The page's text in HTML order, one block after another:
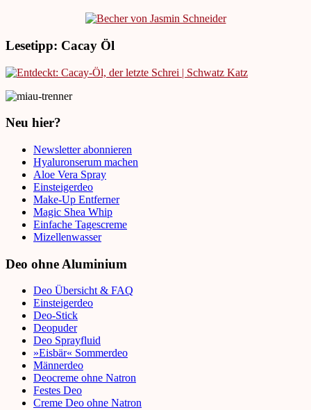
Lesetipp: Cacay Öl
Neu hier?
Newsletter abonnieren
Hyaluronserum machen
Aloe Vera Spray
Einsteigerdeo
Make-Up Entferner
Magic Shea Whip
Einfache Tagescreme
Mizellenwasser
Deo ohne Aluminium
Deo Übersicht & FAQ
Einsteigerdeo
Deo-Stick
Deopuder
Deo Sprayfluid
»Eisbär« Sommerdeo
Männerdeo
Deocreme ohne Natron
Festes Deo
Creme Deo ohne Natron